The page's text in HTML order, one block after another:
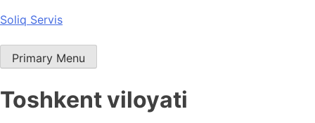
Skip
content
Soliq Servis
Primary Menu
Toshkent viloyati